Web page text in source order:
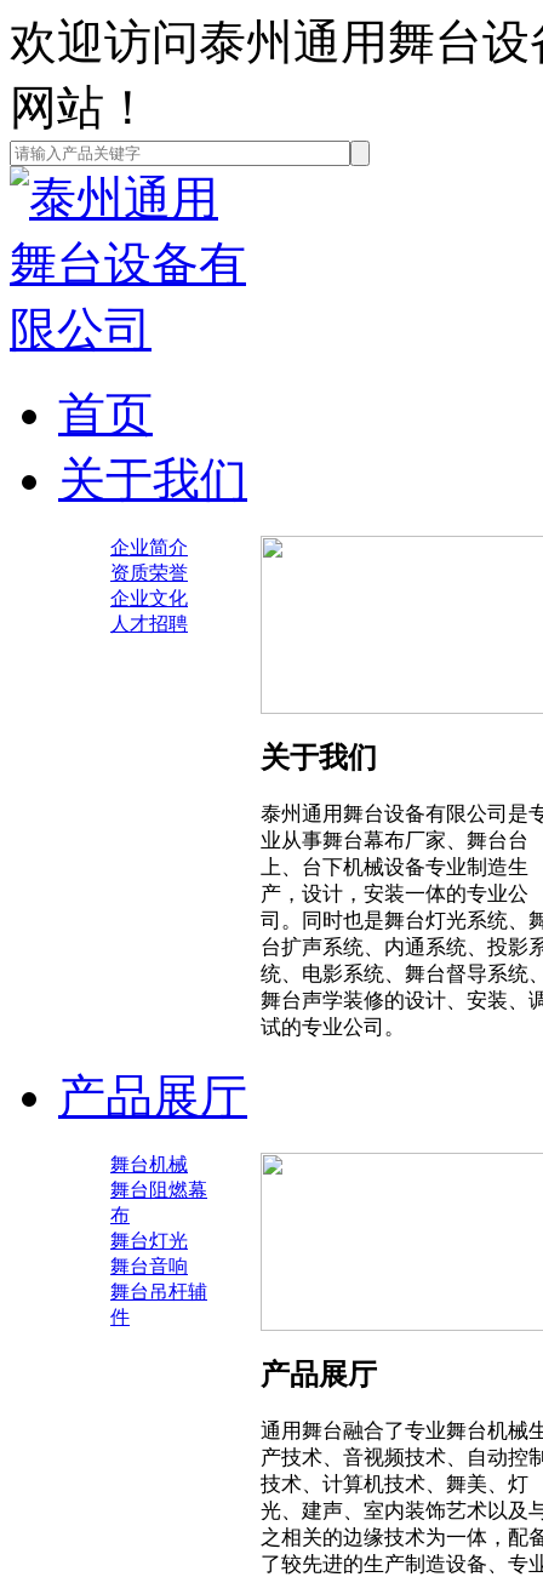
欢迎访问泰州通用舞台
网站！
首页
关于我们
企业简介
资质荣誉
企业文化
人才招聘
关于我们
泰州通用舞台设备有限公司是
业从事舞台幕布厂家、舞台台
上、台下机械设备专业制造生
产，设计，安装一体的专业公
司。同时也是舞台灯光系统、
台扩声系统、内通系统、投影
统、电影系统、舞台督导系统
舞台声学装修的设计、安装、
试的专业公司。
产品展厅
舞台机械
舞台阻燃幕
布
舞台灯光
舞台音响
舞台吊杆辅
件
产品展厅
通用舞台融合了专业舞台机械
产技术、音视频技术、自动控
技术、计算机技术、舞美、灯
光、建声、室内装饰艺术以及
之相关的边缘技术为一体，配
了较先进的生产制造设备、专